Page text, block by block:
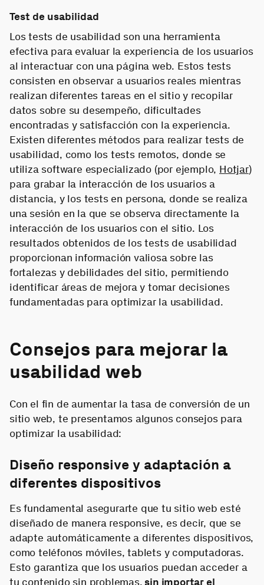
Test de usabilidad
Los tests de usabilidad son una herramienta
efectiva para evaluar la experiencia de los usuarios
al interactuar con una página web. Estos tests
consisten en observar a usuarios reales mientras
realizan diferentes tareas en el sitio y recopilar
datos sobre su desempeño, dificultades
encontradas y satisfacción con la experiencia.
Existen diferentes métodos para realizar tests de
usabilidad, como los tests remotos, donde se
utiliza software especializado (por ejemplo, Hotjar)
para grabar la interacción de los usuarios a
distancia, y los tests en persona, donde se realiza
una sesión en la que se observa directamente la
interacción de los usuarios con el sitio. Los
resultados obtenidos de los tests de usabilidad
proporcionan información valiosa sobre las
fortalezas y debilidades del sitio, permitiendo
identificar áreas de mejora y tomar decisiones
fundamentadas para optimizar la usabilidad.
Consejos para mejorar la
usabilidad web
Con el fin de aumentar la tasa de conversión de un
sitio web, te presentamos algunos consejos para
optimizar la usabilidad:
Diseño responsive y adaptación a
diferentes dispositivos
Es fundamental asegurarte que tu sitio web esté
diseñado de manera responsive, es decir, que se
adapte automáticamente a diferentes dispositivos,
como teléfonos móviles, tablets y computadoras.
Esto garantiza que los usuarios puedan acceder a
tu contenido sin problemas,sin importar el